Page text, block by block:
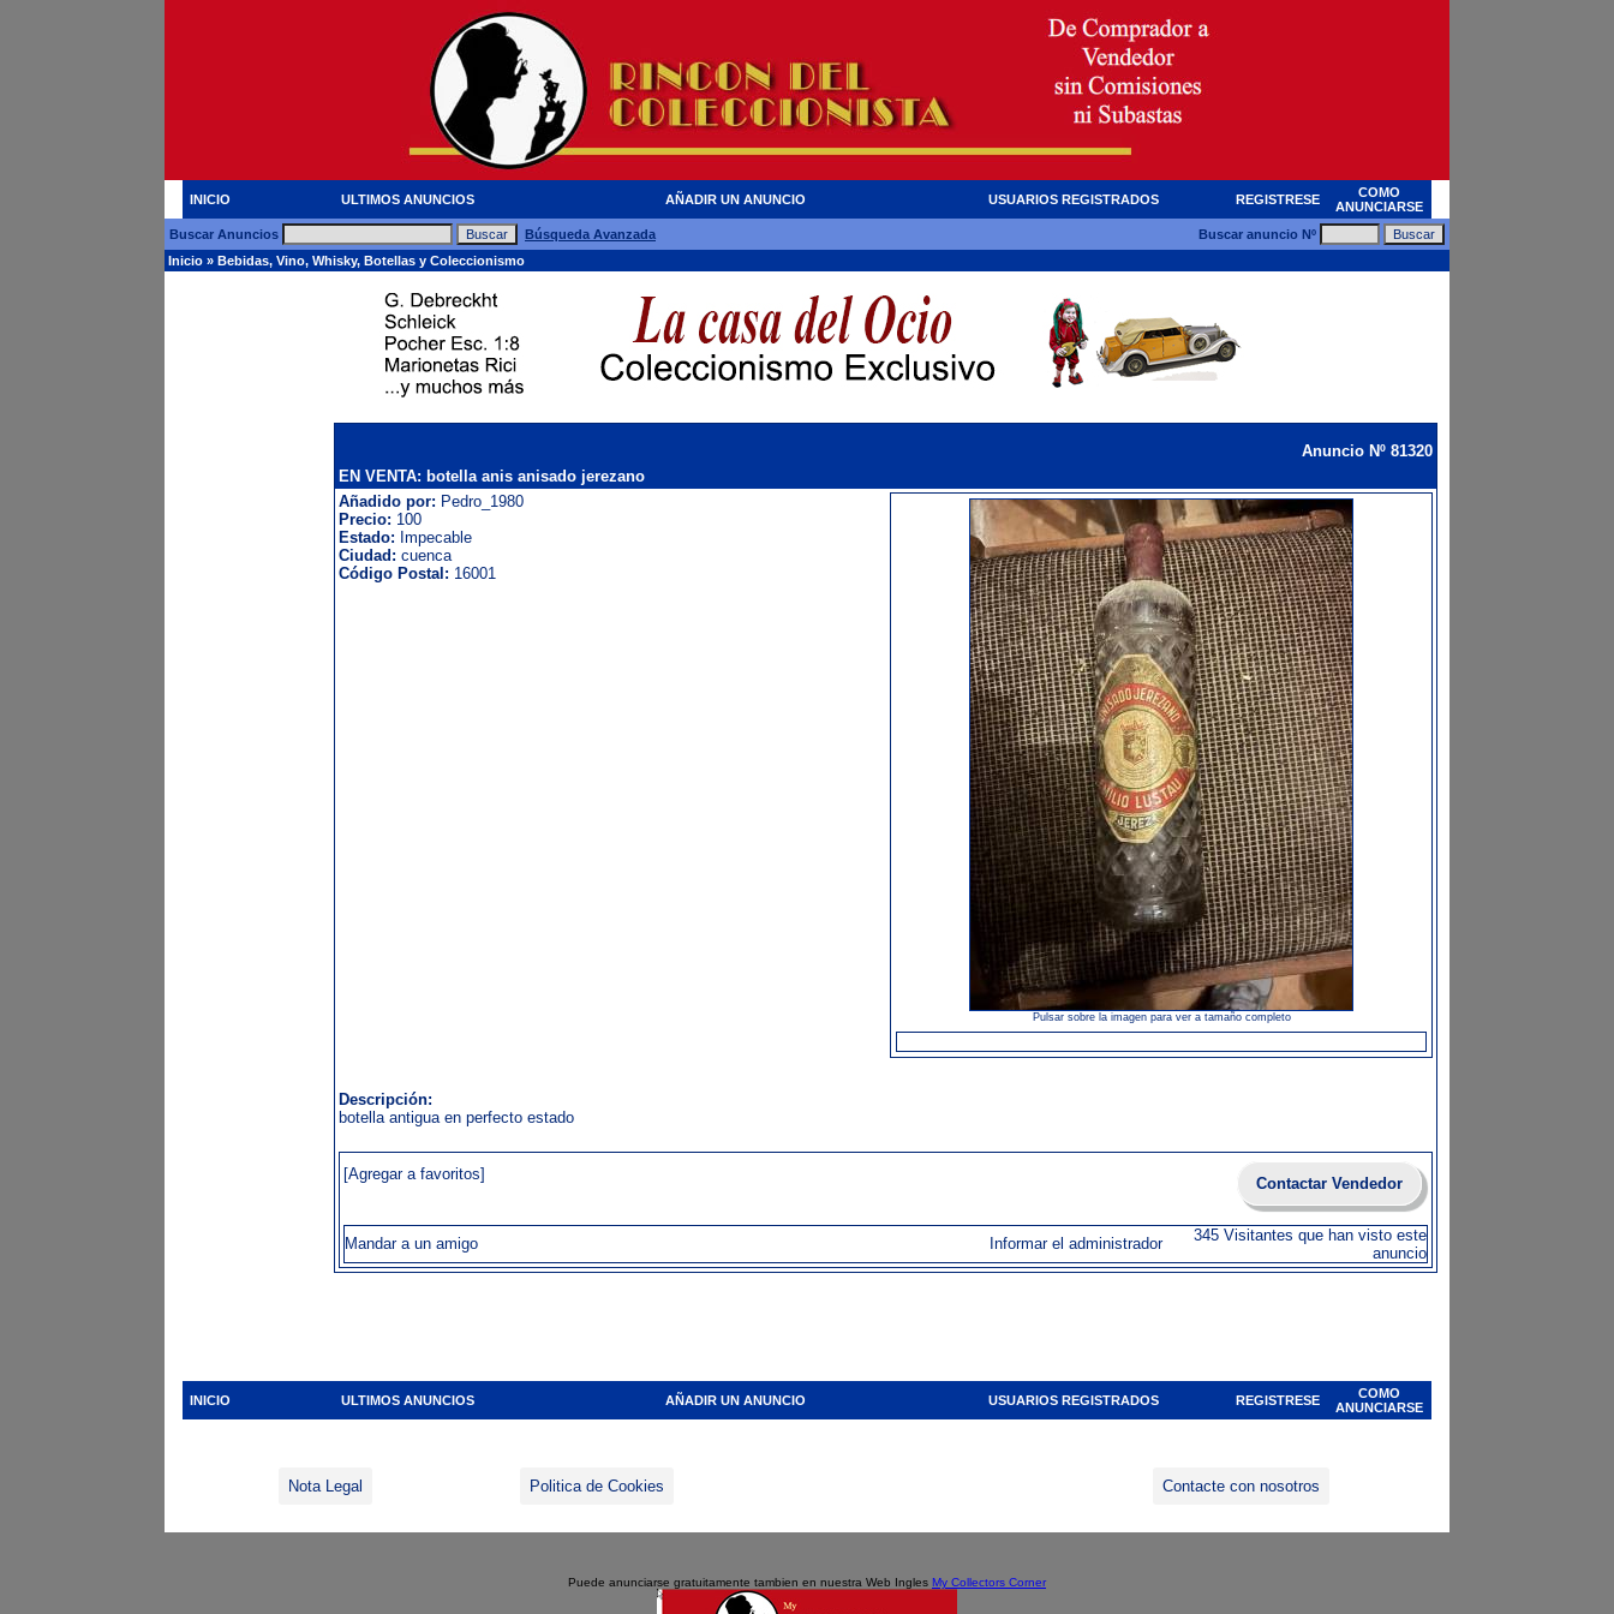
INICIO ULTIMOS ANUNCIOS AÑADIR UN ANUNCIO USUARIOS REGISTRADOS REGISTRESE
COMO
ANUNCIARSE
Buscar Anuncios
Búsqueda Avanzada
Buscar anuncio Nº
Inicio » Bebidas, Vino, Whisky, Botellas y Coleccionismo
Anuncio Nº 81320
EN VENTA: botella anis anisado jerezano
Añadido por: Pedro_1980
Precio: 100
Estado: Impecable
Ciudad: cuenca
Código Postal: 16001
Pulsar sobre la imagen para ver a tamaño completo
Descripción:
botella antigua en perfecto estado
[Agregar a favoritos]
Contactar Vendedor
Mandar a un amigo Informar el administrador
345 Visitantes que han visto este
anuncio
INICIO ULTIMOS ANUNCIOS AÑADIR UN ANUNCIO USUARIOS REGISTRADOS REGISTRESE
COMO
ANUNCIARSE
Nota Legal Politica de Cookies Contacte con nosotros
Puede anunciarse gratuitamente tambien en nuestra Web Ingles My Collectors Corner